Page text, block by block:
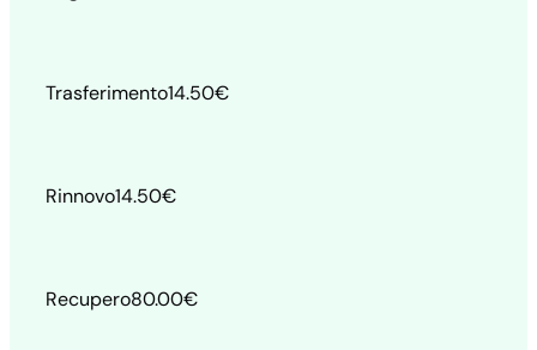
Trasferimento14.50€
Rinnovo14.50€
Recupero80.00€